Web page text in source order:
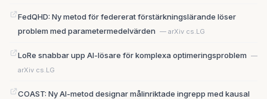
FedQHD: Ny metod för federerat förstärkningslärande löser
problem med parametermedelvärden — arXiv cs.LG
LoRe snabbar upp AI-lösare för komplexa optimeringsproblem —
arXiv cs.LG
COAST: Ny AI-metod designar målinriktade ingrepp med kausal